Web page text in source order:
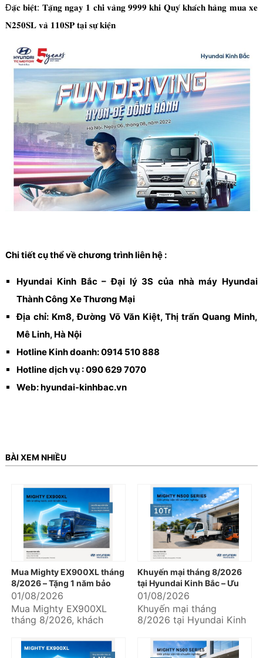
Đ𝐚̣̆𝐜 𝐛𝐢𝐞̣̂𝐭: 𝐓𝐚̣̆𝐧𝐠 𝐧𝐠𝐚𝐲 𝟏 𝐜𝐡𝐢̉ 𝐯𝐚̀𝐧𝐠 𝟗𝟗𝟗𝟗 𝐤𝐡𝐢 𝐐𝐮𝐲́ 𝐤𝐡𝐚́𝐜𝐡 𝐡𝐚̀𝐧𝐠 𝐦𝐮𝐚 𝐱𝐞
𝐍𝟐𝟓𝟎𝐒𝐋 𝐯𝐚̀ 𝟏𝟏𝟎𝐒𝐏 𝐭𝐚̣𝐢 𝐬𝐮̛̣ 𝐤𝐢𝐞̣̂𝐧
Chi tiết cụ thể về chương trình liên hệ :
Hyundai Kinh Bắc – Đại lý 3S của nhà máy Hyundai
Thành Công Xe Thương Mại
Địa chỉ: Km8, Đường Võ Văn Kiệt, Thị trấn Quang Minh,
Mê Linh, Hà Nội
Hotline Kinh doanh: 0914 510 888
Hotline dịch vụ : 090 629 7070
Web: hyundai-kinhbac.vn
BÀI XEM NHIỀU
Mua Mighty EX900XL tháng
8/2026 – Tặng 1 năm bảo
hiểm thân vỏ
01/08/2026
Mua Mighty EX900XL
tháng 8/2026, khách
tặng 01 năm bảo hiểm
thân vỏ tại Hyundai
Khuyến mại tháng 8/2026
tại Hyundai Kinh Bắc – Ưu
đãi hấp dẫn khi mua xe
Hyundai
01/08/2026
Khuyến mại tháng
8/2026 tại Hyundai Kinh
đãi thiết thực dành cho
khách hàng đang...